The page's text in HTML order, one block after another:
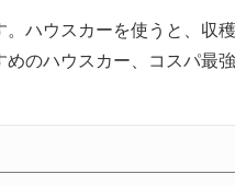
ハウスカーを使うと、収
のハウスカー、コスパ最